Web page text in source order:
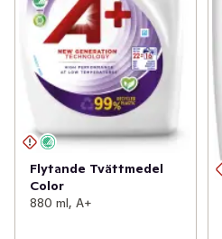
Flytande Tvättmedel
Color
880 ml, A+